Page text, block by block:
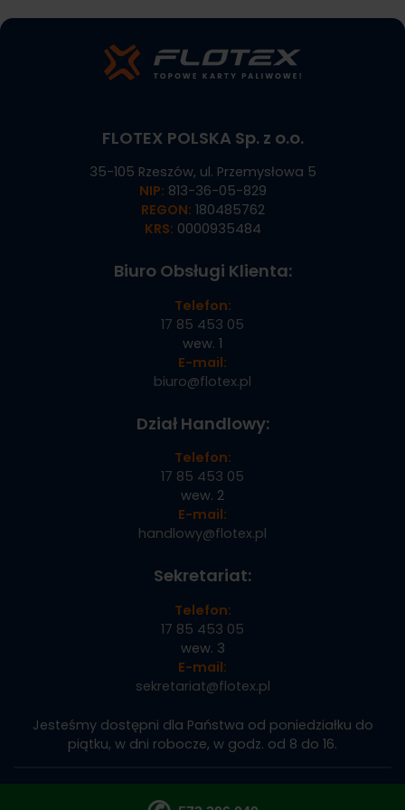
FLOTEX POLSKA Sp. z o.o.
35-105 Rzeszów, ul. Przemysłowa 5
NIP: 813-36-05-829
REGON: 180485762
KRS: 0000935484
Biuro Obsługi Klienta:
Telefon:
17 85 453 05
wew. 1
E-mail:
biuro@flotex.pl
Dział Handlowy:
Telefon:
17 85 453 05
wew. 2
E-mail:
handlowy@flotex.pl
Sekretariat:
Telefon:
17 85 453 05
wew. 3
E-mail:
sekretariat@flotex.pl
Jesteśmy dostępni dla Państwa od poniedziałku do
piątku, w dni robocze, w godz. od 8 do 16.